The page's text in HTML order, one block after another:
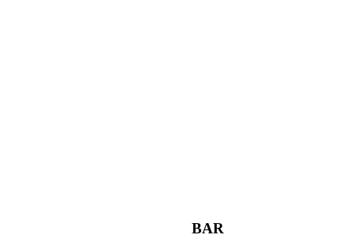
BAR